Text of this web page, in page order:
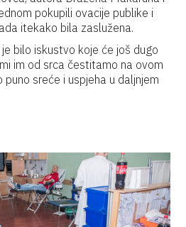
pokupili ovacije publike i
itekako bila zaslužena.
bilo iskustvo koje će još dugo
im od srca čestitamo na ovom
sreće i uspjeha u daljnjem